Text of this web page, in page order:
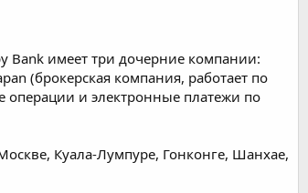
Bank имеет три дочерние компании:
(брокерская компания, работает по
операции и электронные платежи по
Куала-Лумпуре, Гонконге, Шанхае,